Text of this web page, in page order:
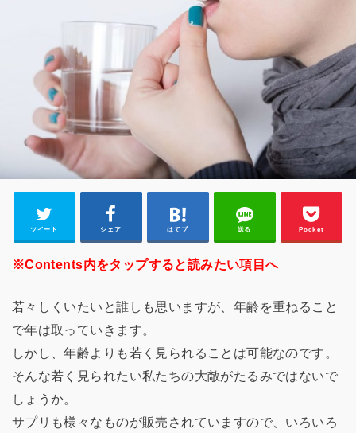
ツイート シェア はてブ 送る Pocket
※Contents内をタップすると読みたい項目へ
若々しくいたいと誰しも思いますが、年齢を重ねること
で年は取っていきます。
しかし、年齢よりも若く見られることは可能なのです。
そんな若く見られたい私たちの大敵がたるみではないで
しょうか。
サプリも様々なものが販売されていますので、いろいろ